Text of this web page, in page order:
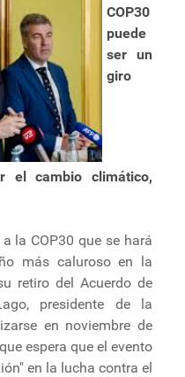
COP30
puede
ser un
giro
el cambio climático,
la COP30 que se hará
más caluroso en la
retiro del Acuerdo de
presidente de la
en noviembre de
espera que el evento
en la lucha contra el